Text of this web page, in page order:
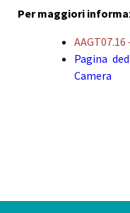
Per maggiori
Pagina
Camera